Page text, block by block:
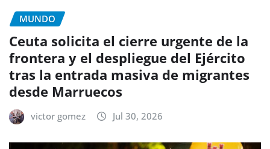
MUNDO
Ceuta solicita el cierre urgente de la
frontera y el despliegue del Ejército
tras la entrada masiva de migrantes
desde Marruecos
victor gomez Jul 30, 2026